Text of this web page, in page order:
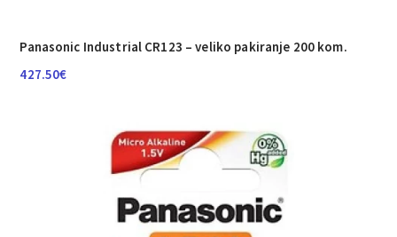
Panasonic Industrial CR123 – veliko pakiranje 200 kom.
427.50€